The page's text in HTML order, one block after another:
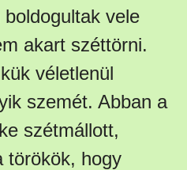
vele
akart széttörni.
véletlenül
szemét. Abban a
szétmállott,
törökök, hogy